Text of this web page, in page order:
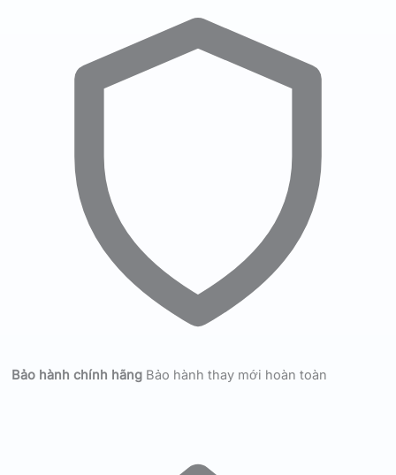
Bảo hành chính hãng Bảo hành thay mới hoàn toàn